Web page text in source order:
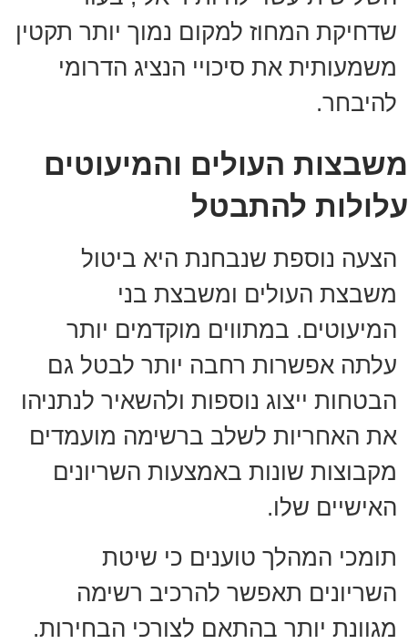
שדחיקת המחוז למקום נמוך יותר תקטין
משמעותית את סיכויי הנציג הדרומי
להיבחר.
משבצות העולים והמיעוטים
עלולות להתבטל
הצעה נוספת שנבחנת היא ביטול
משבצת העולים ומשבצת בני
המיעוטים. במתווים מוקדמים יותר
עלתה אפשרות רחבה יותר לבטל גם
הבטחות ייצוג נוספות ולהשאיר לנתניהו
את האחריות לשלב ברשימה מועמדים
מקבוצות שונות באמצעות השריונים
האישיים שלו.
תומכי המהלך טוענים כי שיטת
השריונים תאפשר להרכיב רשימה
מגוונת יותר בהתאם לצורכי הבחירות.